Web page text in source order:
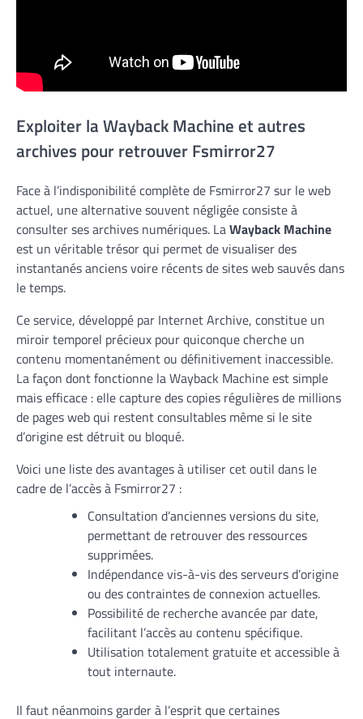
Exploiter la Wayback Machine et autres
archives pour retrouver Fsmirror27
Face à l’indisponibilité complète de Fsmirror27 sur le web
actuel, une alternative souvent négligée consiste à
consulter ses archives numériques. LaWayback Machine
est un véritable trésor qui permet de visualiser des
instantanés anciens voire récents de sites web sauvés dans
le temps.
Ce service, développé par Internet Archive, constitue un
miroir temporel précieux pour quiconque cherche un
contenu momentanément ou définitivement inaccessible.
La façon dont fonctionne la Wayback Machine est simple
mais efficace : elle capture des copies régulières de millions
de pages web qui restent consultables même si le site
d’origine est détruit ou bloqué.
Voici une liste des avantages à utiliser cet outil dans le
cadre de l’accès à Fsmirror27 :
Consultation d’anciennes versions du site,
permettant de retrouver des ressources
supprimées.
Indépendance vis-à-vis des serveurs d’origine
ou des contraintes de connexion actuelles.
Possibilité de recherche avancée par date,
facilitant l’accès au contenu spécifique.
Utilisation totalement gratuite et accessible à
tout internaute.
Il faut néanmoins garder à l’esprit que certaines